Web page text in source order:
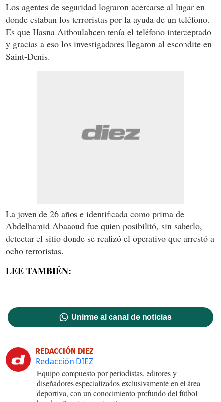
Los agentes de seguridad lograron acercarse al lugar en
donde estaban los terroristas por la ayuda de un teléfono.
Es que Hasna Aitboulahcen tenía el teléfono interceptado
y gracias a eso los investigadores llegaron al escondite en
Saint-Denis.
La joven de 26 años e identificada como prima de
Abdelhamid Abaaoud fue quien posibilitó, sin saberlo,
detectar el sitio donde se realizó el operativo que arrestó a
ocho terroristas.
LEE TAMBIÉN:
Unirme al canal de noticias
REDACCIÓN DIEZ
Redacción DIEZ
Equipo compuesto por periodistas, editores y
diseñadores especializados exclusivamente en el área
deportiva, con un conocimiento profundo del fútbol